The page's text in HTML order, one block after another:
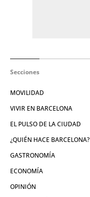
Secciones
MOVILIDAD
VIVIR EN BARCELONA
EL PULSO DE LA CIUDAD
¿QUIÉN HACE BARCELONA?
GASTRONOMÍA
ECONOMÍA
OPINIÓN